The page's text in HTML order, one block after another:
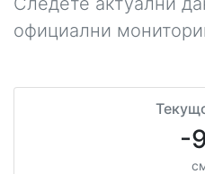
официални
-